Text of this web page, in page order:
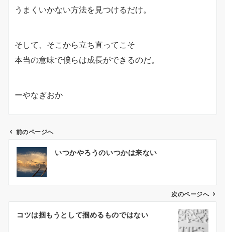
うまくいかない方法を見つけるだけ。
そして、そこから立ち直ってこそ
本当の意味で僕らは成長ができるのだ。
ーやなぎおか
前のページへ
いつかやろうのいつかは来ない
次のページへ
コツは掴もうとして掴めるものではない